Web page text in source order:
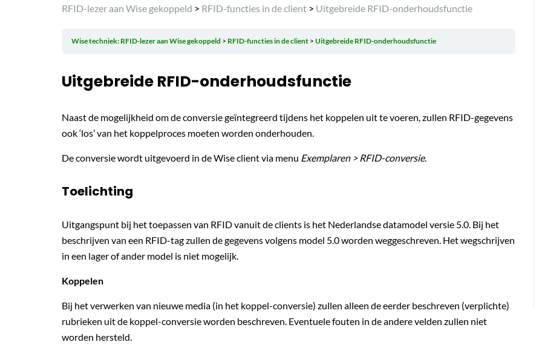
RFID-lezer aan Wise gekoppeld > RFID-functies in de client > Uitgebreide RFID-onderhoudsfunctie
Wise techniek: RFID-lezer aan Wise gekoppeld RFID-functies in de client Uitgebreide RFID-onderhoudsfunctie
Uitgebreide RFID-onderhoudsfunctie
Naast de mogelijkheid om de conversie geïntegreerd tijdens het koppelen uit te voeren, zullen RFID-gegevens
ook ‘los’ van het koppelproces moeten worden onderhouden.
De conversie wordt uitgevoerd in de Wise client via menu Exemplaren > RFID-conversie.
Toelichting
Uitgangspunt bij het toepassen van RFID vanuit de clients is het Nederlandse datamodel versie 5.0. Bij het
beschrijven van een RFID-tag zullen de gegevens volgens model 5.0 worden weggeschreven. Het wegschrijven
in een lager of ander model is niet mogelijk.
Koppelen
Bij het verwerken van nieuwe media (in het koppel-conversie) zullen alleen de eerder beschreven (verplichte)
rubrieken uit de koppel-conversie worden beschreven. Eventuele fouten in de andere velden zullen niet
worden hersteld.